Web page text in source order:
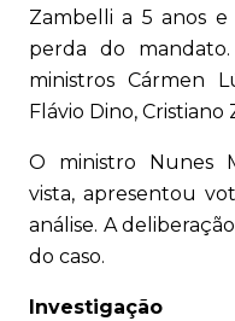
Zambelli a 5 anos
perda do
ministros Cármen
Flávio Dino, Cristiano
O ministro Nunes
vista, apresentou
análise. A
do caso.
Investigação